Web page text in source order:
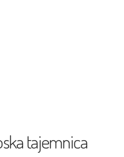
tajemnica